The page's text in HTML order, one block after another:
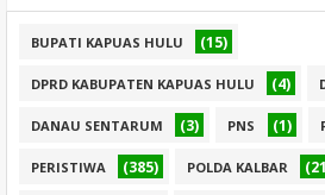
BUPATI KAPUAS HULU (15)
DPRD KABUPATEN KAPUAS HULU (4)
DANAU SENTARUM (3) PNS (1)
PERISTIWA (385) POLDA KALBAR